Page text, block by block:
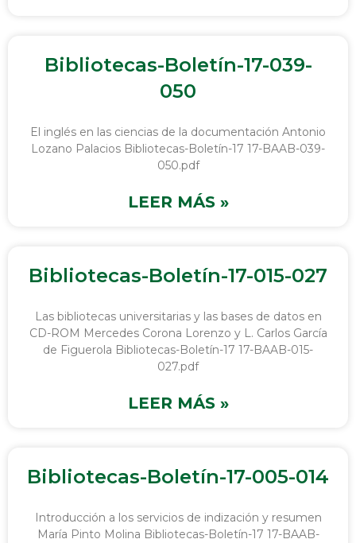
Bibliotecas-Boletín-17-039-
050
El inglés en las ciencias de la documentación Antonio
Lozano Palacios Bibliotecas-Boletín-17 17-BAAB-039-
050.pdf
LEER MÁS »
Bibliotecas-Boletín-17-015-027
Las bibliotecas universitarias y las bases de datos en
CD-ROM Mercedes Corona Lorenzo y L. Carlos García
de Figuerola Bibliotecas-Boletín-17 17-BAAB-015-
027.pdf
LEER MÁS »
Bibliotecas-Boletín-17-005-014
Introducción a los servicios de indización y resumen
María Pinto Molina Bibliotecas-Boletín-17 17-BAAB-